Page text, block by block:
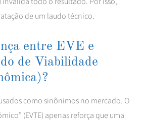
de um laudo técnico.
entre EVE e
de Viabilidade
como sinônimos no mercado. O
(EVTE) apenas reforça que uma